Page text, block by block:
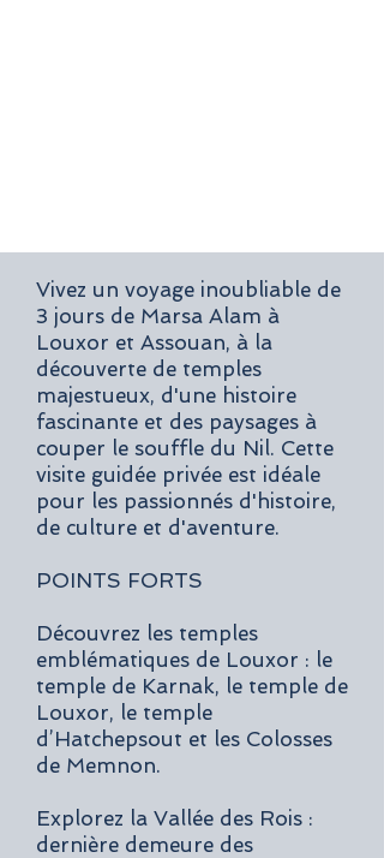
Vivez un voyage inoubliable de
3 jours de Marsa Alam à
Louxor et Assouan, à la
découverte de temples
majestueux, d'une histoire
fascinante et des paysages à
couper le souffle du Nil. Cette
visite guidée privée est idéale
pour les passionnés d'histoire,
de culture et d'aventure.
POINTS FORTS
Découvrez les temples
emblématiques de Louxor : le
temple de Karnak, le temple de
Louxor, le temple
d’Hatchepsout et les Colosses
de Memnon.
Explorez la Vallée des Rois :
dernière demeure des